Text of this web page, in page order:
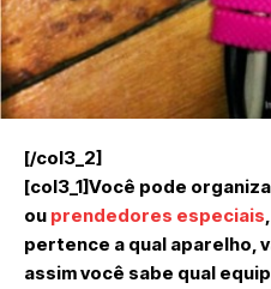
[/col3_2]
[col3_1]Você pode
ou prendedores especiais
pertence a qual aparelho,
assim você sabe qual